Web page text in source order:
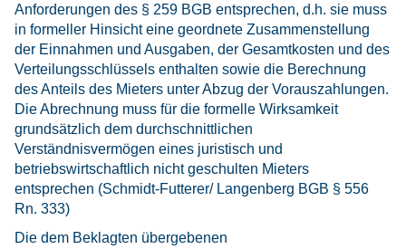
Anforderungen des § 259 BGB entsprechen, d.h. sie muss
in formeller Hinsicht eine geordnete Zusammenstellung
der Einnahmen und Ausgaben, der Gesamtkosten und des
Verteilungsschlüssels enthalten sowie die Berechnung
des Anteils des Mieters unter Abzug der Vorauszahlungen.
Die Abrechnung muss für die formelle Wirksamkeit
grundsätzlich dem durchschnittlichen
Verständnisvermögen eines juristisch und
betriebswirtschaftlich nicht geschulten Mieters
entsprechen (Schmidt-Futterer/ Langenberg BGB § 556
Rn. 333)
Die dem Beklagten übergebenen